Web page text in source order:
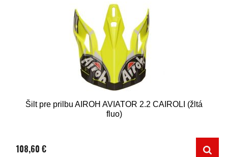
Šilt pre prilbu AIROH AVIATOR 2.2 CAIROLI (žltá
fluo)
108,60 €